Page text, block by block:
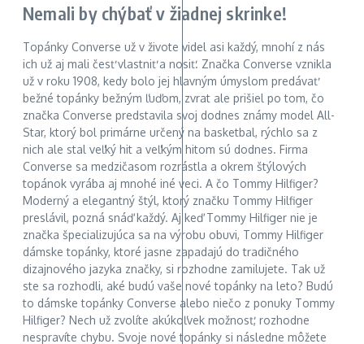
Nemali by chýbať v žiadnej skrinke!
Topánky Converse už v živote videl asi každý, mnohí z nás
ich už aj mali česť vlastniť a nosiť. Značka Converse vznikla
už v roku 1908, kedy bolo jej hlavným úmyslom predávať
bežné topánky bežným ľuďom, zvrat ale prišiel po tom, čo
značka Converse predstavila svoj dodnes známy model All-
Star, ktorý bol primárne určený na basketbal, rýchlo sa z
nich ale stal veľký hit a veľkým hitom sú dodnes. Firma
Converse sa medzičasom rozrástla a okrem štýlových
topánok vyrába aj mnohé iné veci. A čo Tommy Hilfiger?
Moderný a elegantný štýl, ktorý značku Tommy Hilfiger
preslávil, pozná snáď každý. Aj keď Tommy Hilfiger nie je
značka špecializujúca sa na výrobu obuvi, Tommy Hilfiger
dámske topánky, ktoré jasne zapadajú do tradičného
dizajnového jazyka značky, si rozhodne zamilujete. Tak už
ste sa rozhodli, aké budú vaše nové topánky na leto? Budú
to dámske topánky Converse alebo niečo z ponuky Tommy
Hilfiger? Nech už zvolíte akúkoľvek možnosť, rozhodne
nespravíte chybu. Svoje nové topánky si následne môžete